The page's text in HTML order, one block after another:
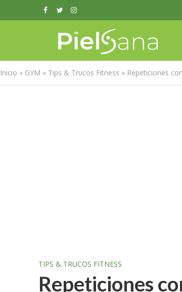
Inicio » GYM » Tips & Trucos Fitness » Repeticiones
TIPS & TRUCOS FITNESS
Repeticiones